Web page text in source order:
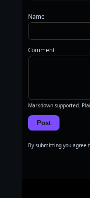
Name
Comment
Markdown supported.
Post
By submitting you agree